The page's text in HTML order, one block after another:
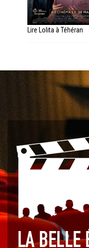
Lire Lolita à Téhéran